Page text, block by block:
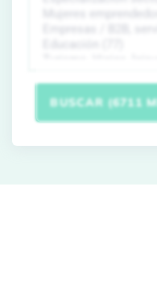
BUSCAR (6711